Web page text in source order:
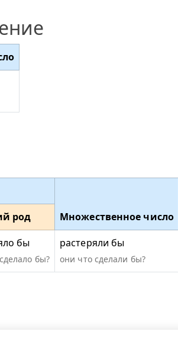
Множественное число
род
бы
бы?
растеряли бы
они что сделали бы?